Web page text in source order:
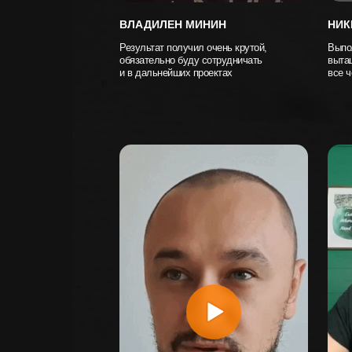
все
ВЛАДИЛЕН МИНИН
Результат получил очень крутой,
обязательно буду сотрудничать
и в дальнейших проектах